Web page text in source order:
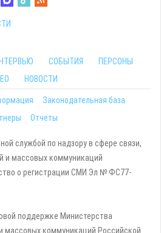
СОБЫТИЯ
ПЕРСОНЫ
НОВОСТИ
Законодательная база
Отчеты
службой по надзору в сфере связи,
и массовых коммуникаций
о регистрации СМИ Эл № ФС77-
поддержке Министерства
массовых коммуникаций Российской